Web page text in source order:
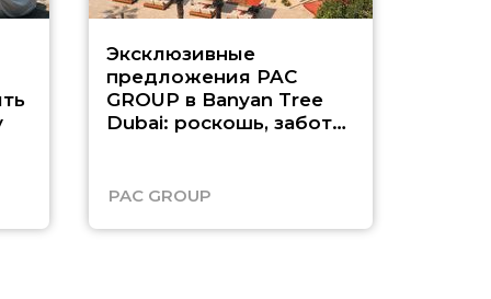
Эксклюзивные
предложения PAC
GROUP в Banyan Tree
Dubai: роскошь, забота
PAC GROUP